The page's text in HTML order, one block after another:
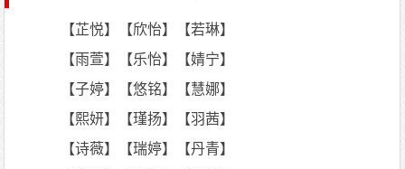
【芷悦】【欣怡】【若琳】
【雨萱】【乐怡】【婧宁】
【子婷】【悠铭】【慧娜】
【熙妍】【瑾扬】【羽茜】
【诗薇】【瑞婷】【丹青】